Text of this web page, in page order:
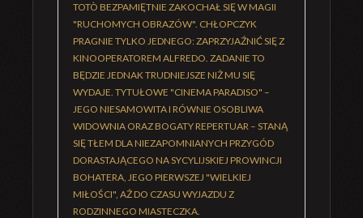
TOTÒ BEZPAMIĘTNIE ZAKOCHAŁ SIĘ W MAGII
"RUCHOMYCH OBRAZÓW". CHŁOPCZYK
PRAGNIE TYLKO JEDNEGO: ZAPRZYJAŹNIĆ SIĘ Z
KINOOPERATOREM ALFREDO. ZADANIE TO
BĘDZIE JEDNAK TRUDNIEJSZE NIŻ MU SIĘ
WYDAJE. TYTUŁOWE "CINEMA PARADISO" –
JEGO NIESAMOWITA I RÓWNIE OSOBLIWA
WIDOWNIA ORAZ BOGATY REPERTUAR – STANĄ
SIĘ TŁEM DLA NIEZAPOMNIANYCH PRZYGÓD
DORASTAJĄCEGO NA SYCYLIJSKIEJ PROWINCJI
BOHATERA, JEGO PIERWSZEJ "WIELKIEJ
MIŁOŚCI", AŻ DO CZASU WYJAZDU Z
RODZINNEGO MIASTECZKA.